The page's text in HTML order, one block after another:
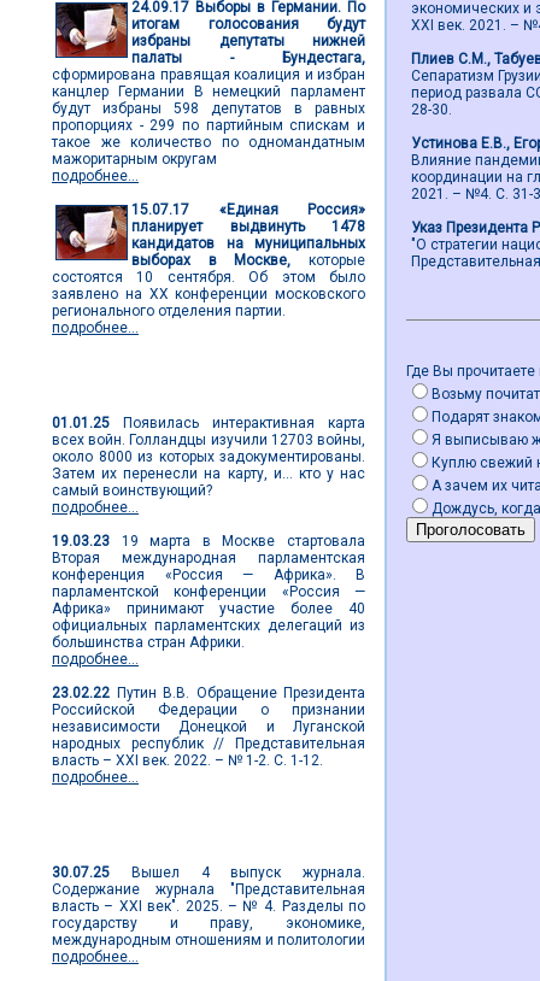
24.09.17 Выборы в Германии. По
итогам голосования будут
избраны депутаты нижней
палаты - Бундестага,
сформирована правящая коалиция и избран
канцлер Германии В немецкий парламент
будут избраны 598 депутатов в равных
пропорциях - 299 по партийным спискам и
такое же количество по одномандатным
мажоритарным округам
подробнее...
15.07.17
«Единая Россия»
планирует выдвинуть 1478
кандидатов на муниципальных
выборах в Москве, которые
состоятся 10 сентября. Об этом было
заявлено на ХХ конференции московского
регионального отделения партии.
подробнее...
01.01.25 Появилась интерактивная карта
всех войн. Голландцы изучили 12703 войны,
около 8000 из которых задокументированы.
Затем их перенесли на карту, и... кто у нас
самый воинствующий?
подробнее...
19.03.23 19 марта в Москве стартовала
Вторая международная парламентская
конференция «Россия — Африка». В
парламентской конференции «Россия —
Африка» принимают участие более 40
официальных парламентских делегаций из
большинства стран Африки.
подробнее...
23.02.22 Путин В.В. Обращение Президента
Российской Федерации о признании
независимости Донецкой и Луганской
народных республик // Представительная
власть – XXI век. 2022. – № 1-2. С. 1-12.
подробнее...
30.07.25 Вышел 4 выпуск журнала.
Содержание журнала "Представительная
власть – XXI век". 2025. – № 4. Разделы по
государству и праву, экономике,
международным отношениям и политологии
подробнее...
экономических и
ХХI век. 2021. –
Плиев С.М.,
Сепаратизм
период развала
28-30.
Устинова Е.В.,
Влияние
координации на
2021. – №4. С. 31-
Указ Президента
"О стратегии
Где Вы прочитаете
Возьму
Подарят
Я выписываю
Куплю свежий
А зачем их
Дождусь,